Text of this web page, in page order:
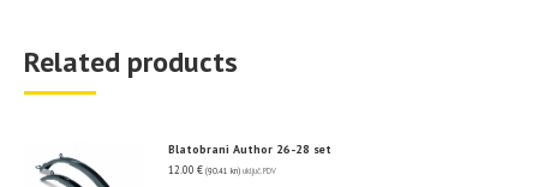
Related products
Blatobrani Author 26-28 set
12.00 € (90.41 kn) uključ. PDV